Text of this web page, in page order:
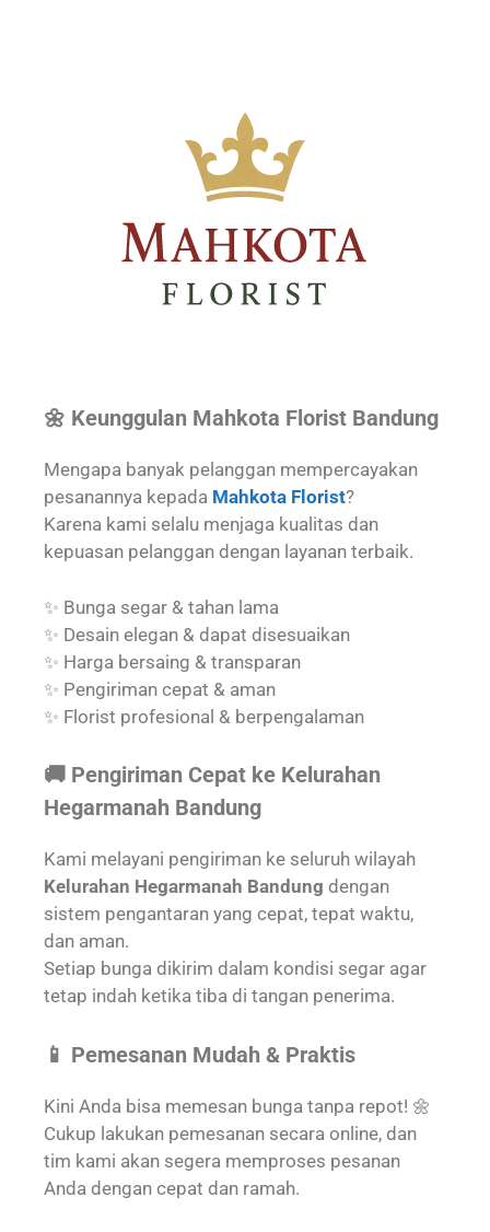
🌼 Keunggulan Mahkota Florist Bandung
Mengapa banyak pelanggan mempercayakan
pesanannya kepada Mahkota Florist?
Karena kami selalu menjaga kualitas dan
kepuasan pelanggan dengan layanan terbaik.
✨ Bunga segar & tahan lama
✨ Desain elegan & dapat disesuaikan
✨ Harga bersaing & transparan
✨ Pengiriman cepat & aman
✨ Florist profesional & berpengalaman
🚚 Pengiriman Cepat ke Kelurahan
Hegarmanah Bandung
Kami melayani pengiriman ke seluruh wilayah
Kelurahan Hegarmanah Bandung dengan
sistem pengantaran yang cepat, tepat waktu,
dan aman.
Setiap bunga dikirim dalam kondisi segar agar
tetap indah ketika tiba di tangan penerima.
📱 Pemesanan Mudah & Praktis
Kini Anda bisa memesan bunga tanpa repot! 🌼
Cukup lakukan pemesanan secara online, dan
tim kami akan segera memproses pesanan
Anda dengan cepat dan ramah.